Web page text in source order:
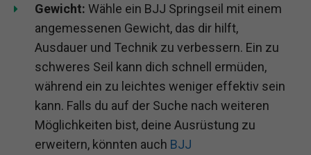
Gewicht: Wähle ein BJJ Springseil mit einem
angemessenen Gewicht, das dir hilft,
Ausdauer und Technik zu verbessern. Ein zu
schweres Seil kann dich schnell ermüden,
während ein zu leichtes weniger effektiv sein
kann. Falls du auf der Suche nach weiteren
Möglichkeiten bist, deine Ausrüstung zu
erweitern, könnten auch BJJ